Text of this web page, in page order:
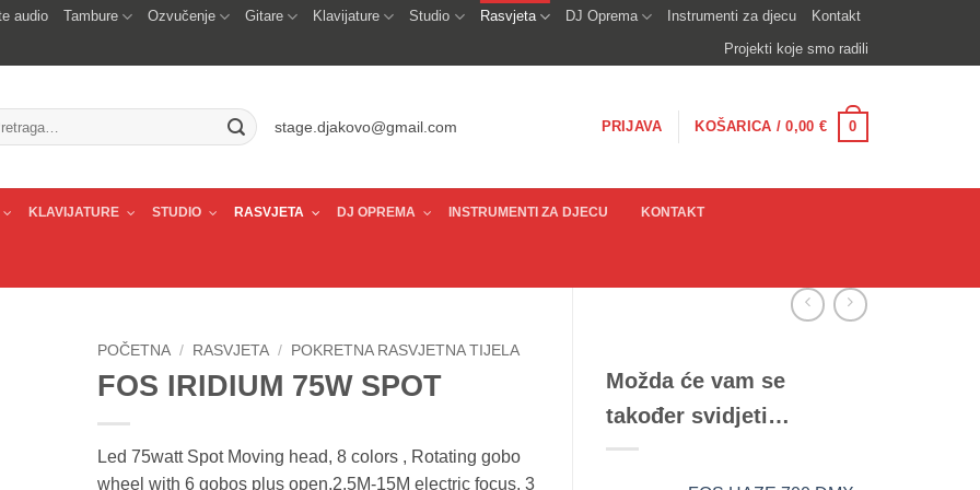
audio Tambure Ozvučenje Gitare Klavijature Studio Rasvjeta DJ Oprema Instrumenti za djecu
Kontakt
Projekti koje smo radili
stage.djakovo@gmail.com PRIJAVA KOŠARICA /0,00 € 0
KLAVIJATURE STUDIO RASVJETA DJ OPREMA INSTRUMENTI ZA DJECU KONTAKT
Možda će vam se
također svidjeti…
POČETNA / RASVJETA / POKRETNA RASVJETNA TIJELA
FOS IRIDIUM 75W SPOT
Led 75watt Spot Moving head, 8 colors , Rotating gobo
wheel with 6 gobos plus open,2.5M-15M electric focus, 3